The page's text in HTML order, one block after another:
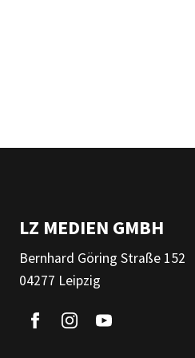
LZ MEDIEN GMBH
Bernhard Göring Straße 152
04277 Leipzig